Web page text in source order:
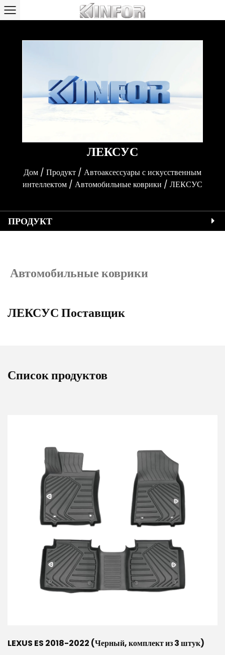
ЛЕКСУС
Дом / Продукт / Автоаксессуары с искусственным
интеллектом / Автомобильные коврики / ЛЕКСУС
ПРОДУКТ
Автомобильные коврики
ЛЕКСУС Поставщик
Список продуктов
LEXUS ES 2018-2022 (Черный, комплект из 3 штук)